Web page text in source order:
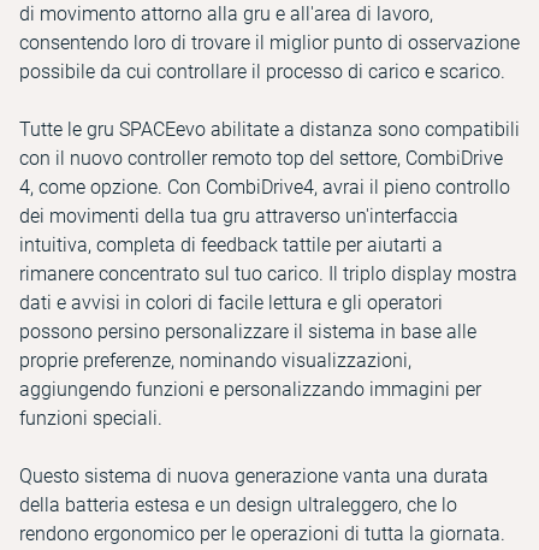
di movimento attorno alla gru e all'area di lavoro,
consentendo loro di trovare il miglior punto di osservazione
possibile da cui controllare il processo di carico e scarico.
Tutte le gru SPACEevo abilitate a distanza sono compatibili
con il nuovo controller remoto top del settore, CombiDrive
4, come opzione. Con CombiDrive4, avrai il pieno controllo
dei movimenti della tua gru attraverso un'interfaccia
intuitiva, completa di feedback tattile per aiutarti a
rimanere concentrato sul tuo carico. Il triplo display mostra
dati e avvisi in colori di facile lettura e gli operatori
possono persino personalizzare il sistema in base alle
proprie preferenze, nominando visualizzazioni,
aggiungendo funzioni e personalizzando immagini per
funzioni speciali.
Questo sistema di nuova generazione vanta una durata
della batteria estesa e un design ultraleggero, che lo
rendono ergonomico per le operazioni di tutta la giornata.